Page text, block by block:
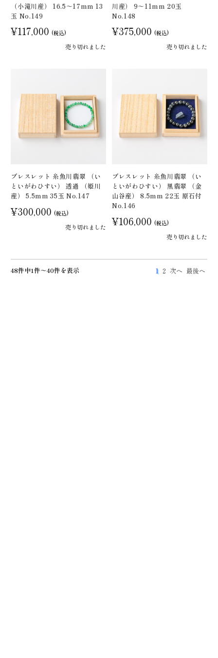
（小滝川産） 16.5～17mm 13
玉 No.149
¥117,000 (税込)
売り切れました
川産） 9～11mm 20玉
No.148
¥375,000 (税込)
売り切れました
ブレスレット 糸魚川翡翠 （い
といがわひすい） 透過 （姫川
産） 5.5mm 35玉 No.147
¥300,000 (税込)
売り切れました
ブレスレット 糸魚川翡翠 （い
といがわひすい） 黒翡翠 （金
山谷産） 8.5mm 22玉 原石付
No.146
¥106,000 (税込)
売り切れました
48件中1件～40件を表示 1 2 次へ 最後へ